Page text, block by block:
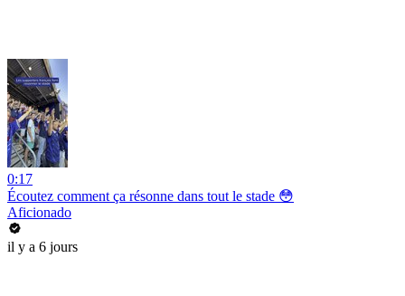
0:17
Écoutez comment ça résonne dans tout le stade 😳
Aficionado
il y a 6 jours